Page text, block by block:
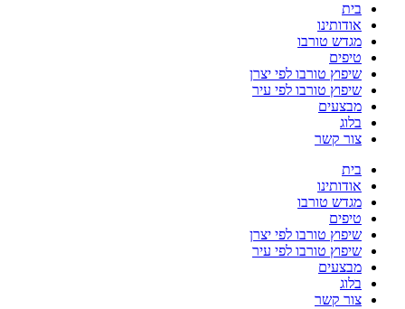
בית
אודותינו
מגדש טורבו
טיפים
שיפוץ טורבו לפי יצרן
שיפוץ טורבו לפי עיר
מבצעים
בלוג
צור קשר
בית
אודותינו
מגדש טורבו
טיפים
שיפוץ טורבו לפי יצרן
שיפוץ טורבו לפי עיר
מבצעים
בלוג
צור קשר